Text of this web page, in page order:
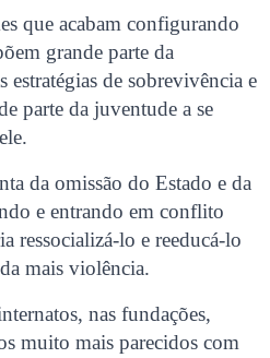
que acabam configurando
grande parte da
estratégias de sobrevivência e
parte da juventude a se
da omissão do Estado e da
e entrando em conflito
ressocializá-lo e reeducá-lo
mais violência.
nas fundações,
muito mais parecidos com